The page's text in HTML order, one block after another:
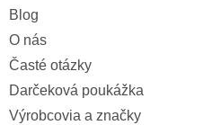
Blog
O nás
Časté otázky
Darčeková poukážka
Výrobcovia a značky